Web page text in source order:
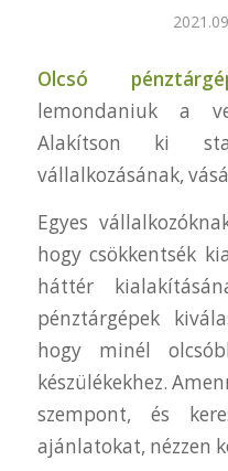
Olcsó
lemondaniuk a
Alakítson ki
vállalkozásának,
Egyes
hogy csökkentsék
háttér
pénztárgépek
hogy minél
készülékekhez.
szempont, és
ajánlatokat, nézzen